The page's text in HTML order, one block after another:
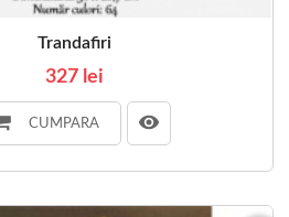
Trandafiri
327 lei
CUMPARA